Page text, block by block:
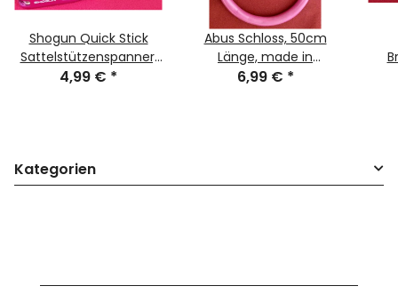
Shogun Quick Stick
Sattelstützenspanner,
Titanium-Achse,
4,99 € *
Abus Schloss, 50cm
Länge, made in
Germany, purple, NEU
6,99 € *
Kategorien